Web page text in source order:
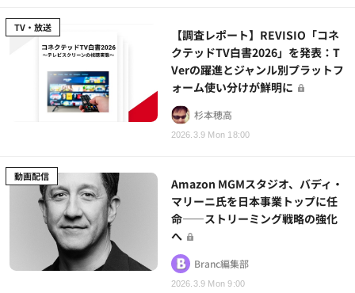
TV・放送
2026.3.9 Mon 18:00
【調査レポート】REVISIO「コネ
クテッドTV白書2026」を発表：T
Verの躍進とジャンル別プラットフ
ォーム使い分けが鮮明に
杉本穂高
動画配信
2026.3.9 Mon 9:00
Amazon MGMスタジオ、バディ・
マリーニ氏を日本事業トップに任
命――ストリーミング戦略の強化
へ
Branc編集部